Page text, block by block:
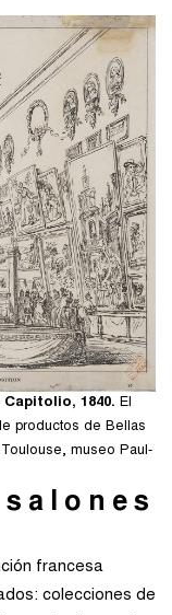
1840. El
productos de Bellas
museo Paul-
francesa
colecciones de